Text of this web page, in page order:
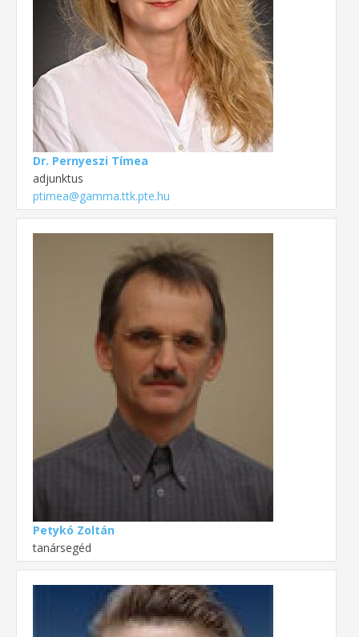
Dr. Pernyeszi Tímea
adjunktus
ptimea@gamma.ttk.pte.hu
Petykó Zoltán
tanársegéd